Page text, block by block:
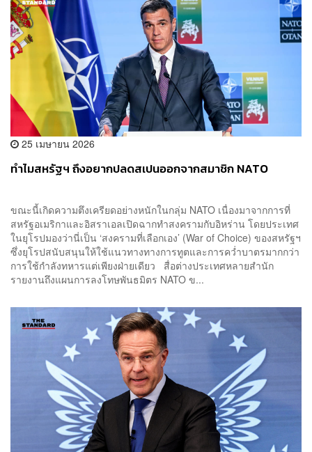
25 เมษายน 2026
ทำไมสหรัฐฯ ถึงอยากปลดสเปนออกจากสมาชิก NATO
ขณะนี้เกิดความตึงเครียดอย่างหนักในกลุ่ม NATO เนื่องมาจากการที่
สหรัฐอเมริกาและอิสราเอลเปิดฉากทำสงครามกับอิหร่าน โดยประเทศ
ในยุโรปมองว่านี่เป็น ‘สงครามที่เลือกเอง’ (War of Choice) ของสหรัฐฯ
ซึ่งยุโรปสนับสนุนให้ใช้แนวทางทางการทูตและการคว่ำบาตรมากกว่า
การใช้กำลังทหารแต่เพียงฝ่ายเดียว สื่อต่างประเทศหลายสำนัก
รายงานถึงแผนการลงโทษพันธมิตร NATO ข...